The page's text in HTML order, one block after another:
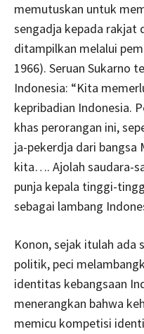
memutuskan untuk
sengadja kepada rakjat
ditampilkan melalui
1966). Seruan Sukarno
Indonesia: “Kita
kepribadian Indonesia.
khas perorangan ini,
ja-pekerdja dari bangsa
kita…. Ajolah saudara-
punja kepala tinggi-
sebagai lambang
Konon, sejak itulah ada
politik, peci
identitas kebangsaan
menerangkan bahwa
memicu kompetisi